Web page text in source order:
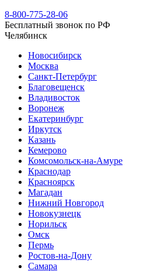
8-800-775-28-06
Бесплатный звонок по РФ
Челябинск
Новосибирск
Москва
Санкт-Петербург
Благовещенск
Владивосток
Воронеж
Екатеринбург
Иркутск
Казань
Кемерово
Комсомольск-на-Амуре
Краснодар
Красноярск
Магадан
Нижний Новгород
Новокузнецк
Норильск
Омск
Пермь
Ростов-на-Дону
Самара